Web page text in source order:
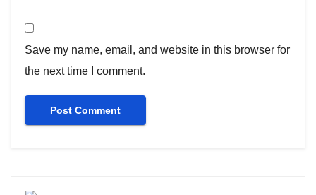
Save my name, email, and website in this browser for
the next time I comment.